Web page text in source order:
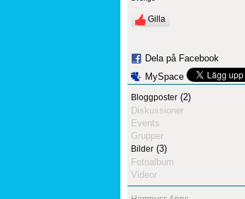
Gilla
Dela på Facebook
MySpace
Bloggposter (2)
Diskussioner
Events
Grupper
Bilder (3)
Fotoalbum
Videor